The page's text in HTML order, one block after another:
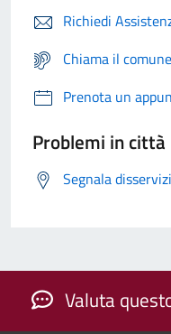
Richiedi
Chiama il
Prenota un
Problemi in città
Segnala
Valuta